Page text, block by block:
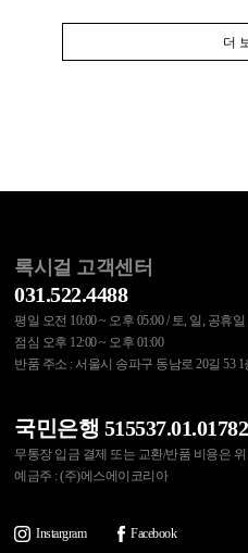
더
록시걸 고객센터
031.522.4488
평일 오전 10:00 ~ 오후 05:00 / 토, 일, 공휴
점심 오후 12:00 ~ 오후 01:00
반품 주소 : 서울시 송파구 동남로 20길 53
국민은행
무통장 입금 결제 또는 교환/반품 비용은
예금주 : (주)에스에이코리아
Instargram Facebook